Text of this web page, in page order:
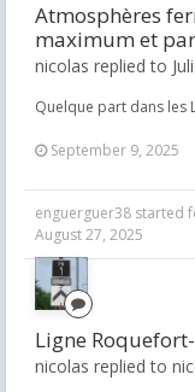
Atmosphères
maximum et
nicolas replied to
Quelque part dans les
September 9, 2025
enguerguer38 started
August 27, 2025
Ligne
nicolas replied to